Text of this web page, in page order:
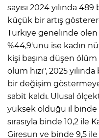
sayısı 2024 yılında
küçük bir artış
Türkiye genelinde ölen
%44,9'unu ise kadın
kişi başına düşen ölüm
ölüm hızı", 2025
bir değişim
sabit kaldı. Ulusal
yüksek olduğu il binde
sırasıyla binde 10,2 ile
Giresun ve binde 9,5 ile